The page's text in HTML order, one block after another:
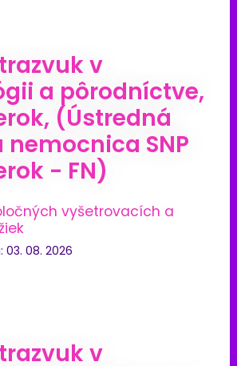
v
a pôrodníctve,
(Ústredná
SNP
- FN)
vyšetrovacích a
03. 08. 2026
v